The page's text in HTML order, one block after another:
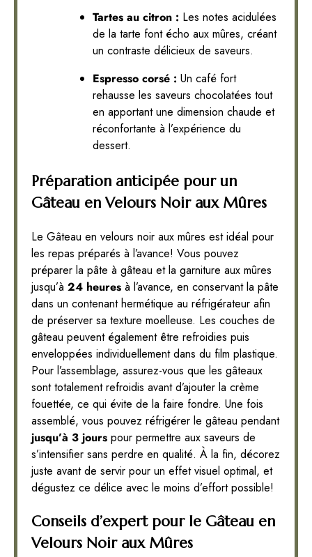
Tartes au citron : Les notes acidulées
de la tarte font écho aux mûres, créant
un contraste délicieux de saveurs.
Espresso corsé : Un café fort
rehausse les saveurs chocolatées tout
en apportant une dimension chaude et
réconfortante à l’expérience du
dessert.
Préparation anticipée pour un
Gâteau en Velours Noir aux Mûres
Le Gâteau en velours noir aux mûres est idéal pour
les repas préparés à l’avance! Vous pouvez
préparer la pâte à gâteau et la garniture aux mûres
jusqu’à 24 heures à l’avance, en conservant la pâte
dans un contenant hermétique au réfrigérateur afin
de préserver sa texture moelleuse. Les couches de
gâteau peuvent également être refroidies puis
enveloppées individuellement dans du film plastique.
Pour l’assemblage, assurez-vous que les gâteaux
sont totalement refroidis avant d’ajouter la crème
fouettée, ce qui évite de la faire fondre. Une fois
assemblé, vous pouvez réfrigérer le gâteau pendant
jusqu’à 3 jours pour permettre aux saveurs de
s’intensifier sans perdre en qualité. À la fin, décorez
juste avant de servir pour un effet visuel optimal, et
dégustez ce délice avec le moins d’effort possible!
Conseils d’expert pour le Gâteau en
Velours Noir aux Mûres